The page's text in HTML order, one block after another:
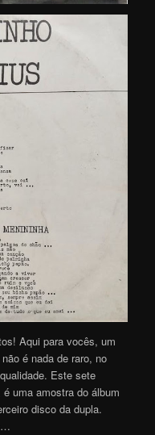
Aqui para vocês, um
é nada de raro, no
Este sete
uma amostra do álbum
disco da dupla.